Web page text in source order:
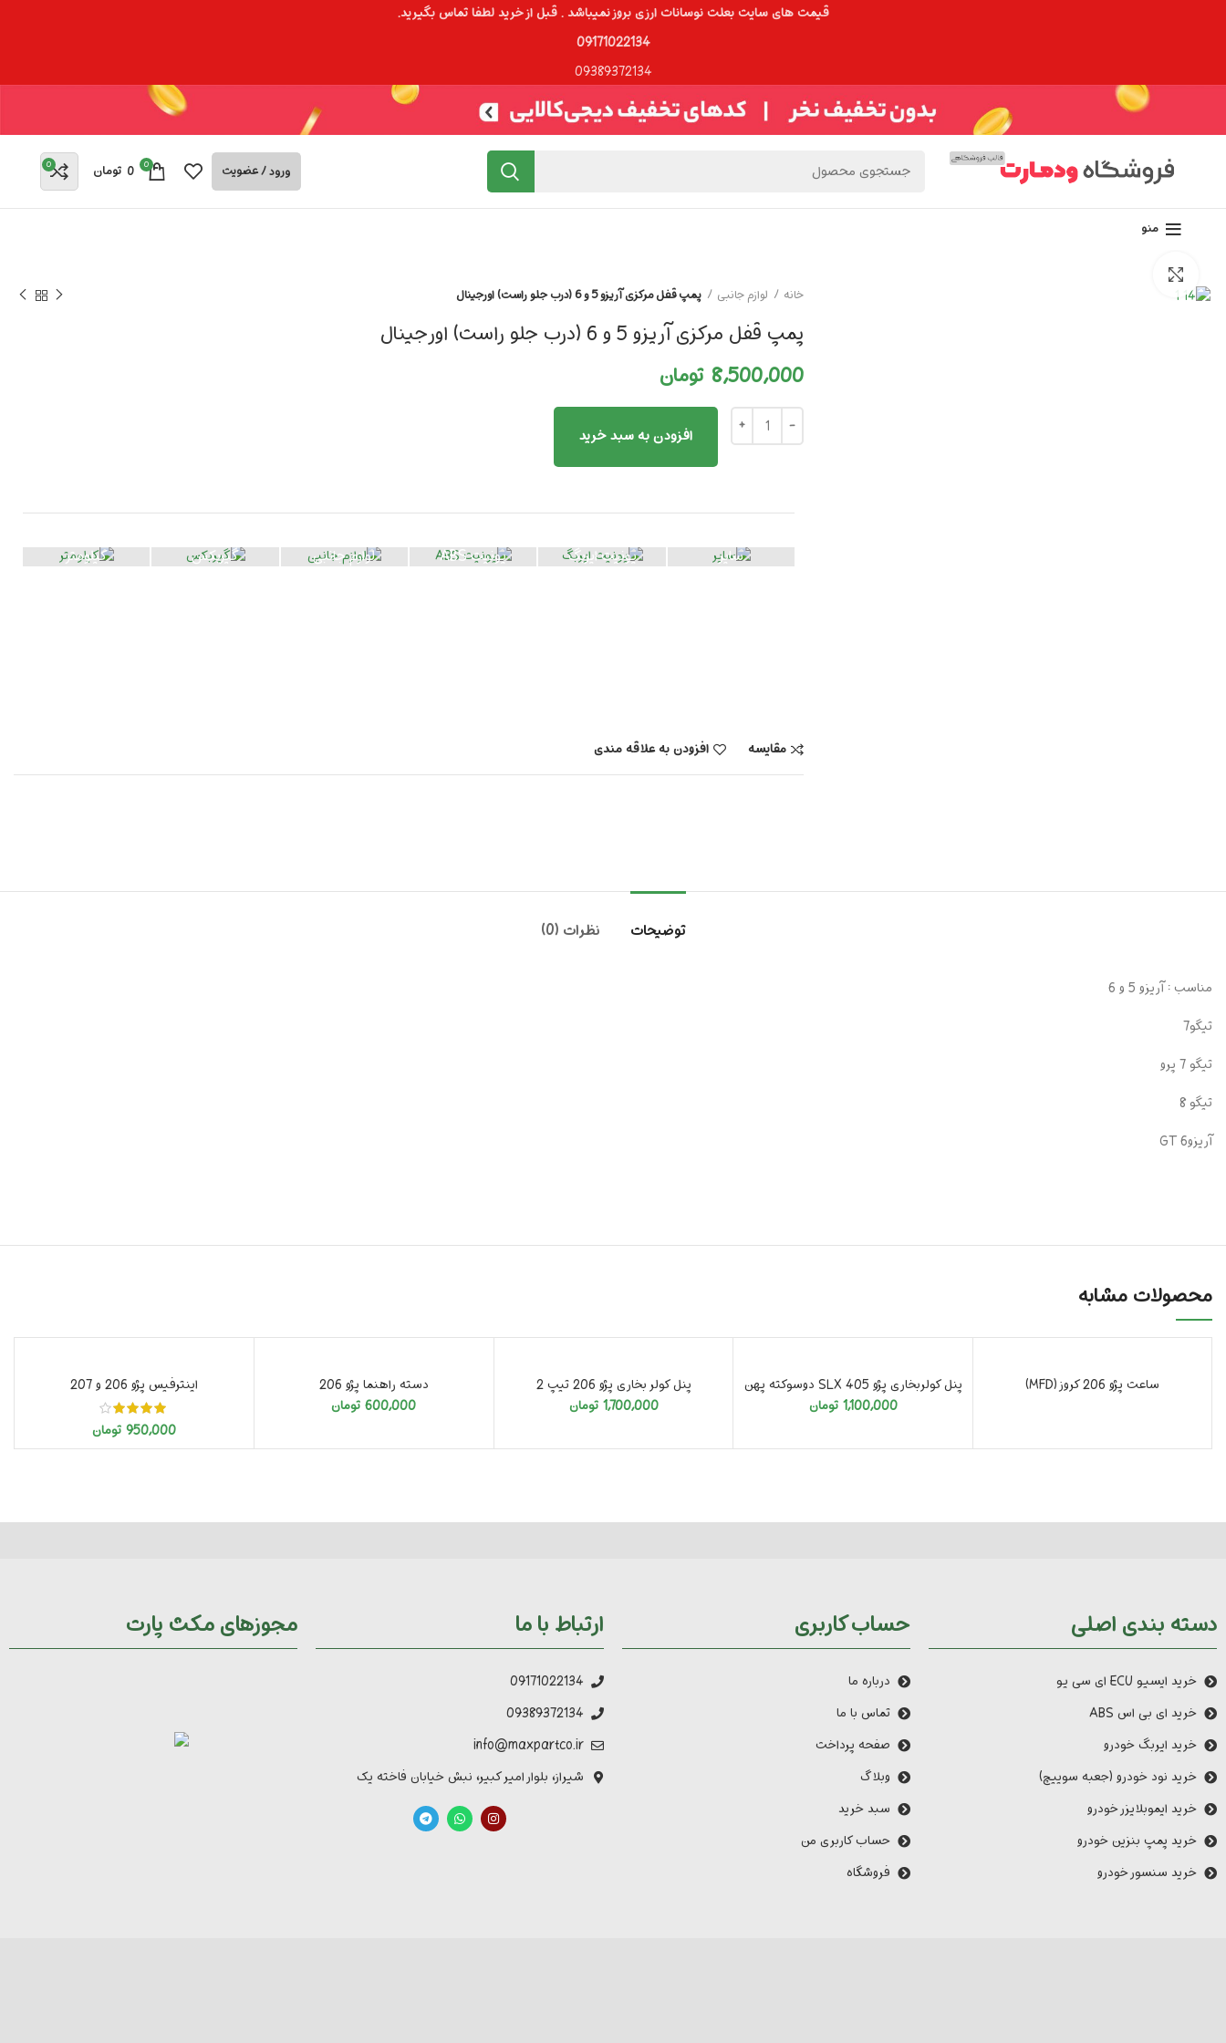
ورود / عضویت 0
0 تومان 0
منو
خانه
لوازم جانبی پمپ قفل مرکزی آریزو 5 و 6 (درب جلو راست) اورجینال
پمپ قفل مرکزی آریزو 5 و 6 (درب جلو راست) اورجینال
8,500,000 تومان
افزودن به سبد خرید
سایر یونیت ایربگ یونیت ABS لوازم جانبی گیربکس کیلومتر
مقایسه افزودن به علاقه مندی
توضیحات نظرات (0)
مناسب : آریزو 5 و 6
تیگو7
تیگو 7 پرو
تیگو 8
آریزو6 GT
محصولات مشابه
تمام شدساعت پژو 206 کروز (MFD) تمام شد
پنل کولربخاری پژو 405 SLX دوسوکته پهن
1,100,000 تومان
تمام شد
پنل کولر بخاری پژو 206 تیپ 2
1,700,000 تومان
دسته راهنما پژو 206
600,000 تومان
تمام شداینترفیس پژو 206 و 207
950,000 تومان
دسته بندی اصلی
خرید ایسیو ECU ای سی یو
خرید ای بی اس ABS
خرید ایربگ خودرو
خرید نود خودرو (جعبه سوییچ)
خرید ایموبلایزر خودرو
خرید پمپ بنزین خودرو
خرید سنسور خودرو
حساب کاربری
درباره ما
تماس با ما
صفحه پرداخت
وبلاگ
سبد خرید
حساب کاربری من
فروشگاه
ارتباط با ما
09171022134
09389372134
info@maxpartco.ir
شیراز، بلوار امیر کبیر، نبش خیابان فاخته یک
مجوزهای مکث پارت
قیمت های سایت بعلت نوسانات ارزی بروز نمیباشد . قبل از خرید لطفا تماس بگیرید.
09171022134
09389372134